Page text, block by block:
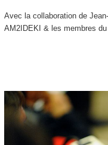
Avec la collaboration de
AM2IDEKI & les membres